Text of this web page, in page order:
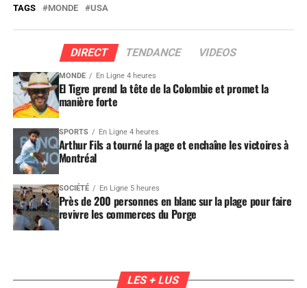
TAGS MONDE USA
DIRECT TENDANCE VIDEOS
MONDE En Ligne 4 heures
El Tigre prend la tête de la Colombie et promet la
manière forte
SPORTS En Ligne 4 heures
Arthur Fils a tourné la page et enchaîne les victoires à
Montréal
SOCIÉTÉ En Ligne 5 heures
Près de 200 personnes en blanc sur la plage pour faire
revivre les commerces du Porge
LES + LUS